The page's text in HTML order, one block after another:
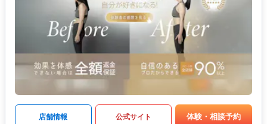
店舗情報 公式サイト 体験・相談予約